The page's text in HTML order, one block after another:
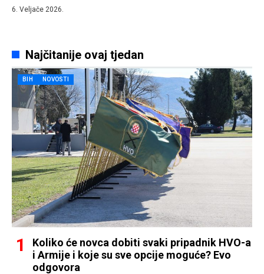
6. Veljače 2026.
Najčitanije ovaj tjedan
BIH NOVOSTI
Koliko će novca dobiti svaki pripadnik HVO-a
i Armije i koje su sve opcije moguće? Evo
odgovora